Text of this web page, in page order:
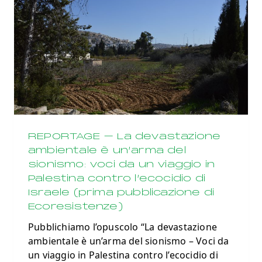
REPORTAGE – La devastazione
ambientale è un’arma del
sionismo: voci da un viaggio in
Palestina contro l’ecocidio di
Israele (prima pubblicazione di
Ecoresistenze)
Pubblichiamo l’opuscolo “La devastazione
ambientale è un’arma del sionismo – Voci da
un viaggio in Palestina contro l’ecocidio di